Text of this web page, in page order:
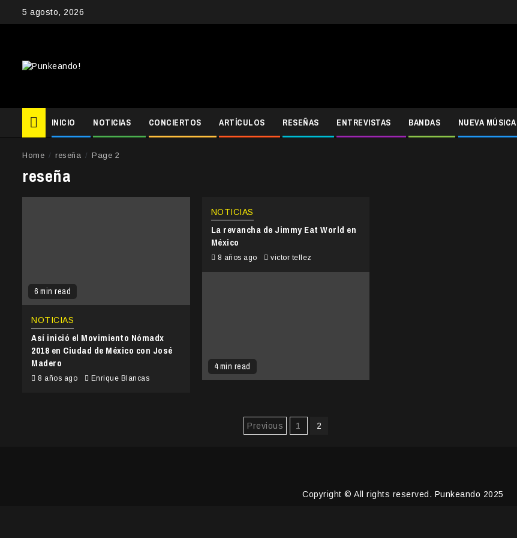
5 agosto, 2026
INICIO NOTICIAS CONCIERTOS ARTÍCULOS RESEÑAS ENTREVISTAS BANDAS NUEVA MÚSICA
Home reseña Page 2
reseña
6 min read
NOTICIAS
Así inició el Movimiento Nómadx
2018 en Ciudad de México con José
Madero
8 años ago Enrique Blancas
4 min read
NOTICIAS
La revancha de Jimmy Eat World en
México
8 años ago victor tellez
Paginación
Previous 1 2
Copyright © All rights reserved. Punkeando 2025